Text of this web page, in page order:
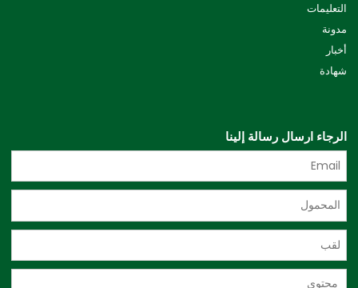
التعليمات
مدونة
أخبار
شهادة
الرجاء ارسال رسالة إلينا